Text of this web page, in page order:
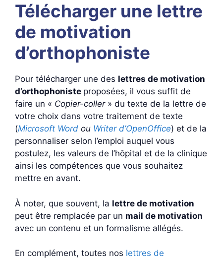
Télécharger une lettre
de motivation
d’orthophoniste
Pour télécharger une des lettres de motivation
d’orthophoniste proposées, il vous suffit de
faire un « Copier-coller» du texte de la lettre de
votre choix dans votre traitement de texte
(Microsoft Word ou Writer d’OpenOffice) et de la
personnaliser selon l’emploi auquel vous
postulez, les valeurs de l’hôpital et de la clinique
ainsi les compétences que vous souhaitez
mettre en avant.
À noter, que souvent, la lettre de motivation
peut être remplacée par un mail de motivation
avec un contenu et un formalisme allégés.
En complément, toutes nos lettres de